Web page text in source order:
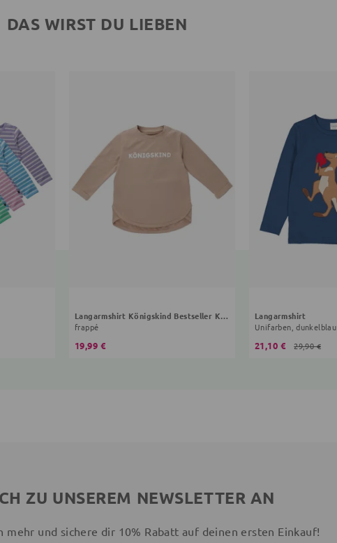
DAS WIRST DU LIEBEN
Langarmshirt Königskind Bestseller Kollektion
frappé
19,99 €
Langarmshirt
Unifarben, dunkelblau
21,10 € 29,90 €
ZU UNSEREM NEWSLETTER AN
mehr und sichere dir 10% Rabatt auf deinen ersten Einkauf!